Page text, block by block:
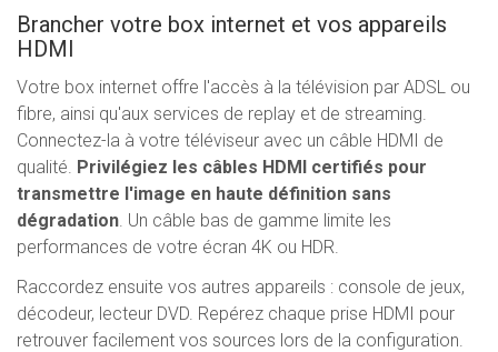
Brancher votre box internet et vos appareils
HDMI
Votre box internet offre l'accès à la télévision par ADSL ou
fibre, ainsi qu'aux services de replay et de streaming.
Connectez-la à votre téléviseur avec un câble HDMI de
qualité. Privilégiez les câbles HDMI certifiés pour
transmettre l'image en haute définition sans
dégradation. Un câble bas de gamme limite les
performances de votre écran 4K ou HDR.
Raccordez ensuite vos autres appareils : console de jeux,
décodeur, lecteur DVD. Repérez chaque prise HDMI pour
retrouver facilement vos sources lors de la configuration.